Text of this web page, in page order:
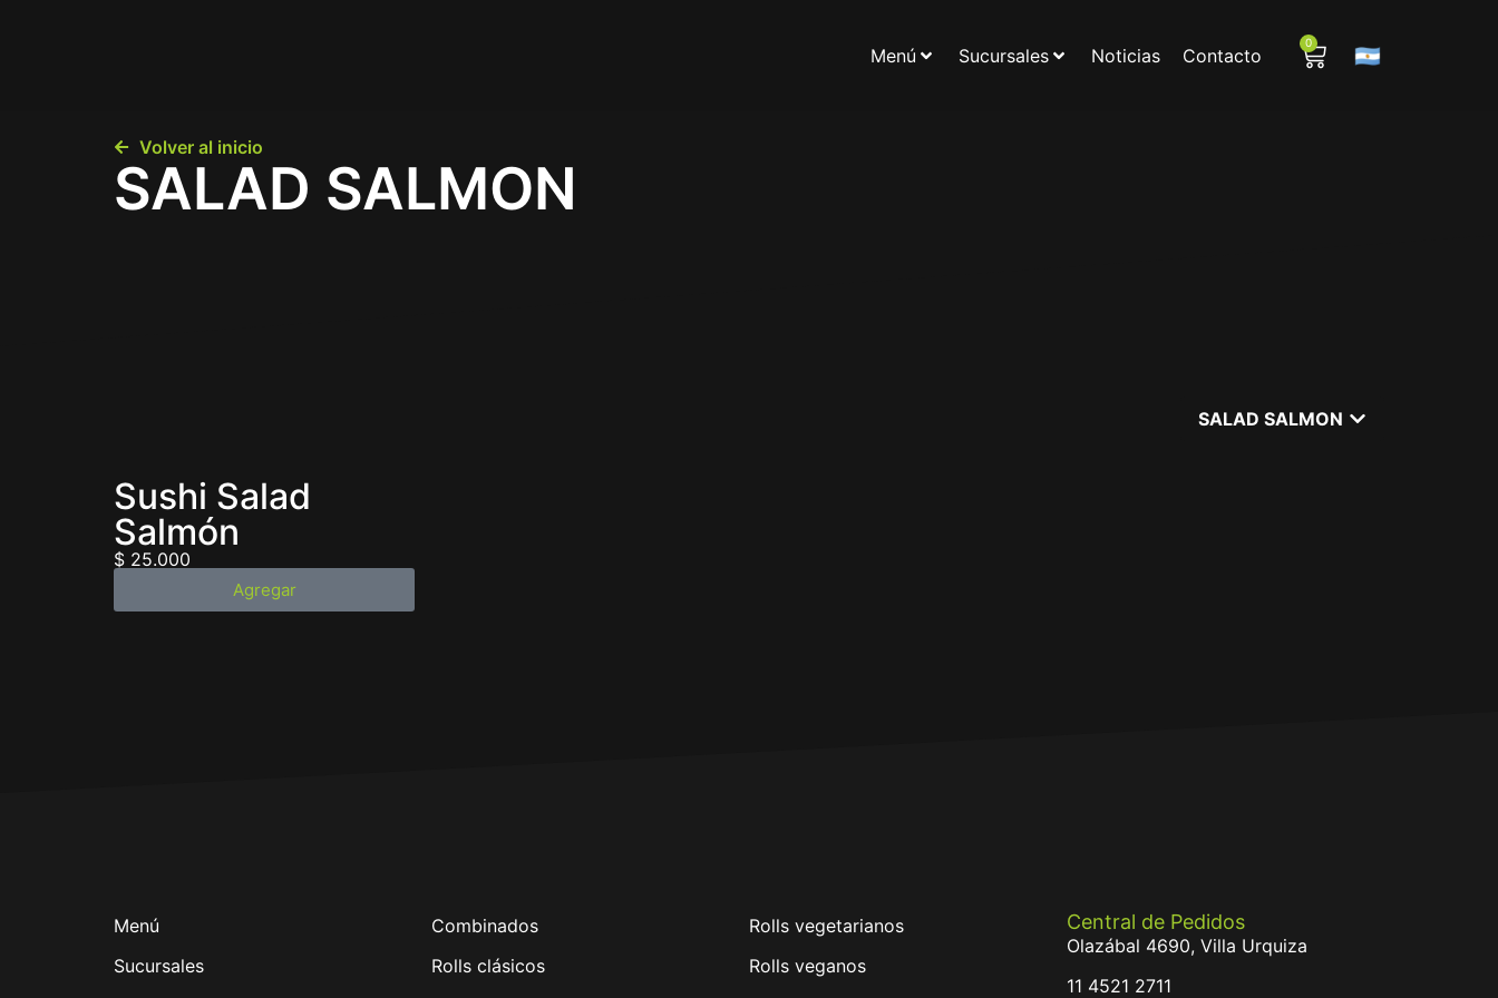
Menú Sucursales Noticias Contacto
0 🇦🇷
Volver al inicio
SALAD SALMON
SALAD SALMON
Sushi Salad
Salmón
$ 25.000
Agregar
Menú
Sucursales
Combinados
Rolls clásicos
Rolls vegetarianos
Rolls veganos
Central de Pedidos
Olazábal 4690, Villa Urquiza
11 4521 2711